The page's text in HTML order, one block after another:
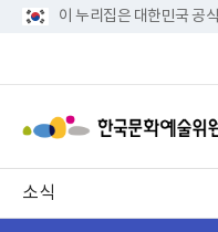
이 누리집은 대한민국 공
소식